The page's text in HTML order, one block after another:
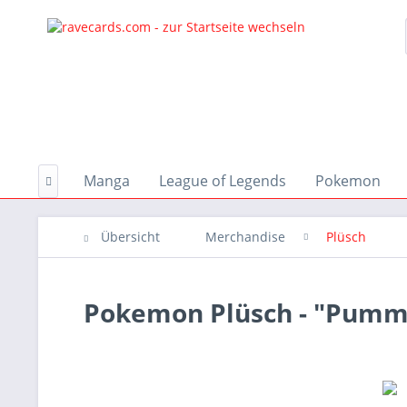
Manga League of Legends Pokemon

Übersicht Merchandise Plüsch
Pokemon Plüsch -